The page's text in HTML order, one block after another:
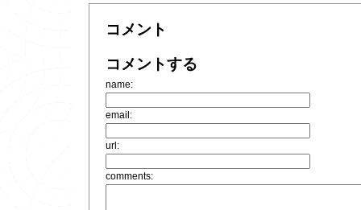
コメント
コメントする
name:
email:
url:
comments: